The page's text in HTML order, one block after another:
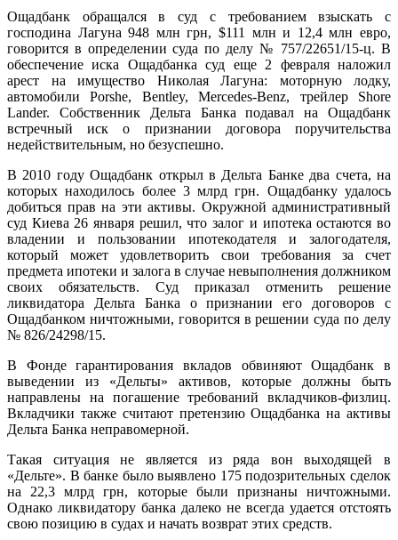
Ощадбанк обращался в суд с требованием взыскать с
господина Лагуна 948 млн грн, $111 млн и 12,4 млн евро,
говорится в определении суда по делу № 757/22651/15-ц. В
обеспечение иска Ощадбанка суд еще 2 февраля наложил
арест на имущество Николая Лагуна: моторную лодку,
автомобили Porshe, Bentley, Mercedes-Benz, трейлер Shore
Lander. Собственник Дельта Банка подавал на Ощадбанк
встречный иск о признании договора поручительства
недействительным, но безуспешно.
В 2010 году Ощадбанк открыл в Дельта Банке два счета, на
которых находилось более 3 млрд грн. Ощадбанку удалось
добиться прав на эти активы. Окружной административный
суд Киева 26 января решил, что залог и ипотека остаются во
владении и пользовании ипотекодателя и залогодателя,
который может удовлетворить свои требования за счет
предмета ипотеки и залога в случае невыполнения должником
своих обязательств. Суд приказал отменить решение
ликвидатора Дельта Банка о признании его договоров с
Ощадбанком ничтожными, говорится в решении суда по делу
№ 826/24298/15.
В Фонде гарантирования вкладов обвиняют Ощадбанк в
выведении из «Дельты» активов, которые должны быть
направлены на погашение требований вкладчиков-физлиц.
Вкладчики также считают претензию Ощадбанка на активы
Дельта Банка неправомерной.
Такая ситуация не является из ряда вон выходящей в
«Дельте». В банке было выявлено 175 подозрительных сделок
на 22,3 млрд грн, которые были признаны ничтожными.
Однако ликвидатору банка далеко не всегда удается отстоять
свою позицию в судах и начать возврат этих средств.